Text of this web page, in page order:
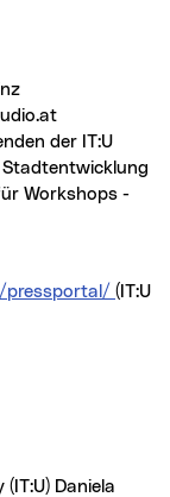
der IT:U
Stadtentwicklung
Workshops -
pressportal/ (IT:U